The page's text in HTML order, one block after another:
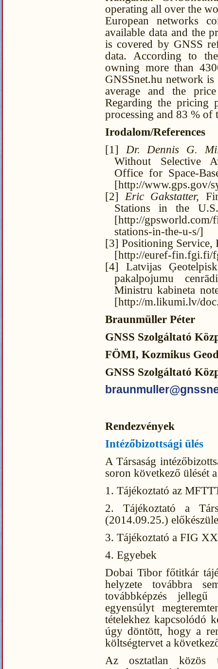
operating all over the
European networks
available data and the
is covered by GNSS
data. According to
owning more than
GNSSnet.hu network
average and the
Regarding the
processing and 83 % of
Irodalom/References
[1] Dr. Dennis G.
Without Selective
Office for Space-
[http://www.gps.gov/
[2] Eric Gakstatter,
Stations in the
[http://
stations-in-the-u-s/]
[3] Positioning Service,
[http://euref-fin.fgi.fi/
[4] Latvijas
pakalpojumu
Ministru kabineta
[http://m.likumi.lv/
Braunmüller Péter
GNSS Szolgáltató
FÖMI, Kozmikus
GNSS Szolgáltató
Rendezvények
Intézőbizottsági ülés
A Társaság
soron következő ülését
1. Tájékoztató az
2. Tájékoztató a
(2014.09.25.)
3. Tájékoztató a FIG
4. Egyebek
Dobai Tibor főtitkár
helyzete továbbra
továbbképzés
egyensúlyt
tételekhez kapcsolódó
úgy döntött, hogy a
költségtervet a
Az osztatlan közös